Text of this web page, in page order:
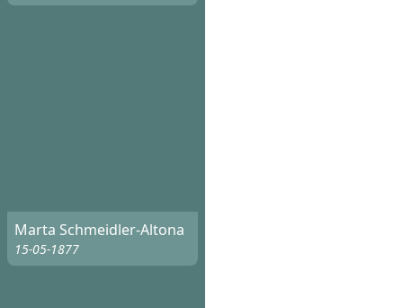
Marta Schmeidler-Altona
15-05-1877